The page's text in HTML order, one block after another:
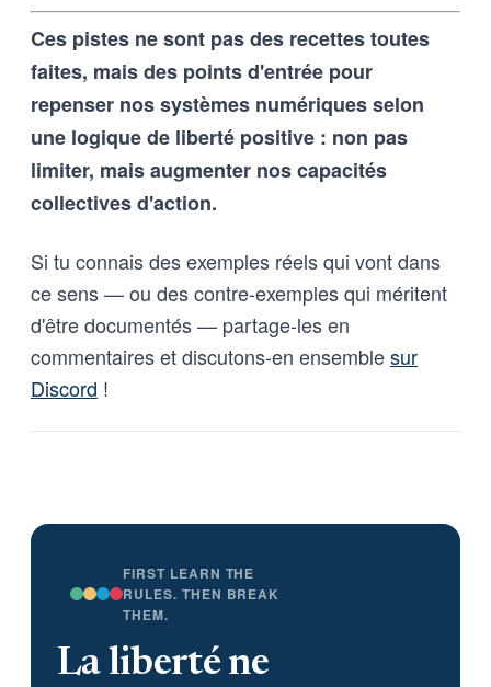
techniques, imposées tant aux
outils d’intelligence artificielle
et vice-versa
Ces pistes ne sont pas des recettes toutes
faites, mais des points d'entrée pour
repenser nos systèmes numériques selon
une logique de liberté positive : non pas
limiter, mais augmenter nos capacités
collectives d'action.
Si tu connais des exemples réels qui vont dans
ce sens — ou des contre-exemples qui méritent
d'être documentés — partage-les en
commentaires et discutons-en ensemblesur
Discord !
FIRST LEARN THE
RULES. THEN BREAK
THEM.
La liberté ne